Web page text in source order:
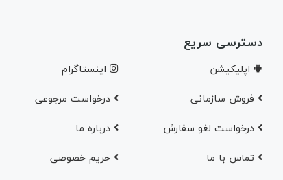
دسترسی سریع
اپلیکیشن اینستاگرام
فروش سازمانی درخواست مرجوعی
درخواست لغو سفارش در‌باره ما
تماس با ما حریم خصوصی